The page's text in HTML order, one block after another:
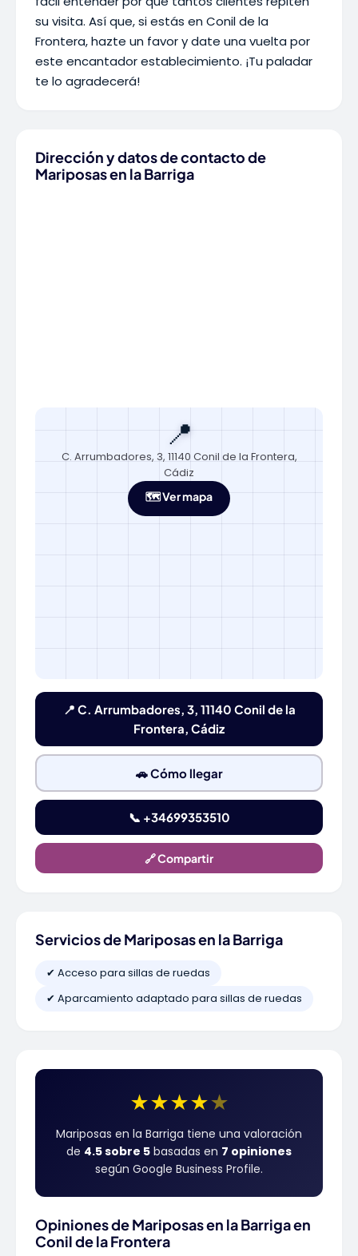
su visita. Así que, si estás en Conil de la
Frontera, hazte un favor y date una vuelta por
este encantador establecimiento. ¡Tu paladar
te lo agradecerá!
Dirección y datos de contacto de
Mariposas en la Barriga
📍
C. Arrumbadores, 3, 11140 Conil de la Frontera,
Cádiz
🗺️ Ver mapa
📍 C. Arrumbadores, 3, 11140 Conil de la
Frontera, Cádiz
🚗 Cómo llegar
📞 +34699353510
🔗 Compartir
Servicios de Mariposas en la Barriga
✔ Acceso para sillas de ruedas
✔ Aparcamiento adaptado para sillas de ruedas
★★★★★
Mariposas en la Barriga tiene una valoración
de 4.5 sobre 5 basadas en 7 opiniones
según Google Business Profile.
Opiniones de Mariposas en la Barriga en
Conil de la Frontera